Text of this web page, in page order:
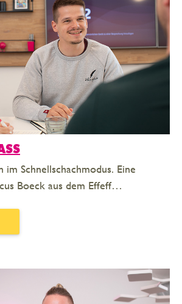
im Schnellschachmodus. Eine
Boeck aus dem Effeff…